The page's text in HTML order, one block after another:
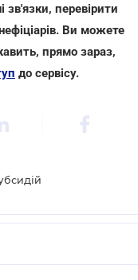
зв'язки, перевірити
Ви можете
прямо зараз,
до сервісу.